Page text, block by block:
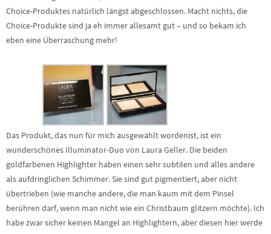
Choice-Produktes natürlich längst abgeschlossen. Macht nichts, die
Choice-Produkte sind ja eh immer allesamt gut – und so bekam ich
eben eine Überraschung mehr!
Das Produkt, das nun für mich ausgewählt wordenist, ist ein
wunderschönes Illuminator-Duo von Laura Geller. Die beiden
goldfarbenen Highlighter haben einen sehr subtilen und alles andere
als aufdringlichen Schimmer. Sie sind gut pigmentiert, aber nicht
übertrieben (wie manche andere, die man kaum mit dem Pinsel
berühren darf, wenn man nicht wie ein Christbaum glitzern möchte). Ich
habe zwar sicher keinen Mangel an Highlightern, aber diesen hier werde